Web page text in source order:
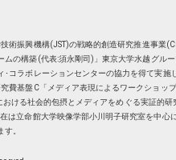
術振興機構(JST)の戦略的創造研究推進事業
ムの構築(代表:須永剛司)」東京大学水越グルー
･コラボレーションセンターの協力を得て実施
費基盤C「メディア表現によるワークショッ
ける社会的包摂とメディアをめぐる実証的研
は立命館大学映像学部小川明子研究室を中心に
。